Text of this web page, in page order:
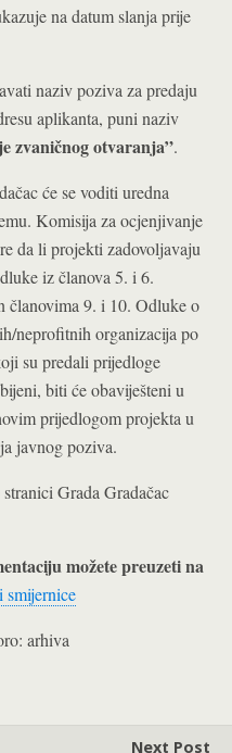
na datum slanja prije
naziv poziva za predaju
aplikanta, puni naziv
zvaničnog otvaranja”.
će se voditi uredna
Komisija za ocjenjivanje
da li projekti zadovoljavaju
iz članova 5. i 6.
članovima 9. i 10. Odluke o
neprofitnih organizacija po
su predali prijedloge
biti će obaviješteni u
prijedlogom projekta u
javnog poziva.
Grada Gradačac
možete preuzeti na
smijernice
arhiva
Next Post